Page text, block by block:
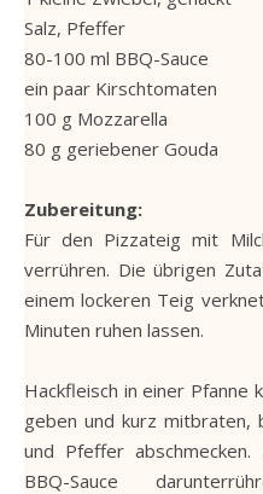
Salz, Pfeffer
80-100 ml BBQ-Sauce
ein paar Kirschtomaten
100 g Mozzarella
80 g geriebener Gouda
Zubereitung:
Für den Pizzateig mit
verrühren. Die übrigen
einem lockeren Teig
Minuten ruhen lassen.
Hackfleisch in einer Pfanne
geben und kurz mitbraten,
und Pfeffer abschmecken.
BBQ-Sauce